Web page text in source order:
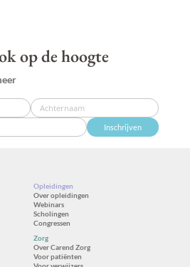
op de hoogte
Inschrijven
Opleidingen
Over opleidingen
Webinars
Scholingen
Congressen
Zorg
Over Carend Zorg
Voor patiënten
Voor verwijzers